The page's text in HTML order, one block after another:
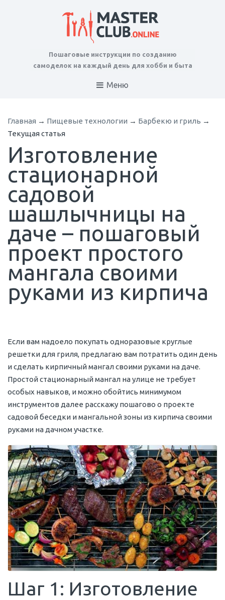
Пошаговые инструкции по созданию
самоделок на каждый день для хобби и быта
Меню
Главная → Пищевые технологии → Барбекю и гриль →
Текущая статья
Изготовление
стационарной
садовой
шашлычницы на
даче – пошаговый
проект простого
мангала своими
руками из кирпича
Если вам надоело покупать одноразовые круглые
решетки для гриля, предлагаю вам потратить один день
и сделать кирпичный мангал своими руками на даче.
Простой стационарный мангал на улице не требует
особых навыков, и можно обойтись минимумом
инструментов далее расскажу пошагово о проекте
садовой беседки и мангальной зоны из кирпича своими
руками на дачном участке.
Шаг 1: Изготовление